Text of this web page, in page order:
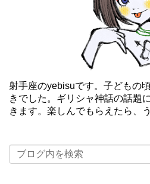
射手座のyebisuです。子どもの
きでした。ギリシャ神話の話題
きます。楽しんでもらえたら、